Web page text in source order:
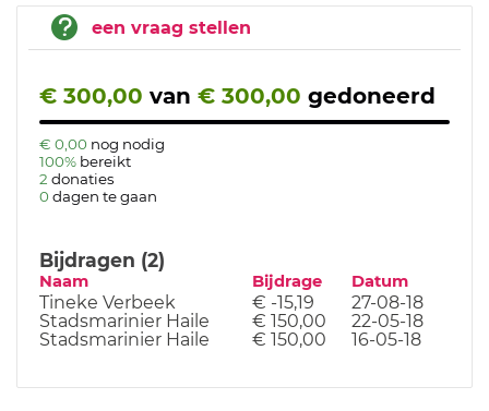
een vraag stellen
€ 300,00 van € 300,00 gedoneerd
€ 0,00 nog nodig
100% bereikt
2 donaties
0 dagen te gaan
Bijdragen (2)
Naam Bijdrage Datum
Tineke Verbeek € -15,19
27-08-18
Stadsmarinier Haile
€ 150,00
22-05-18
Stadsmarinier Haile
€ 150,00 16-05-18